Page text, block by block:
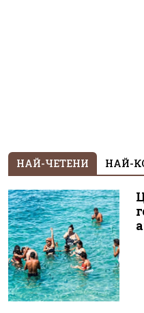
НАЙ-ЧЕТЕНИ НАЙ-